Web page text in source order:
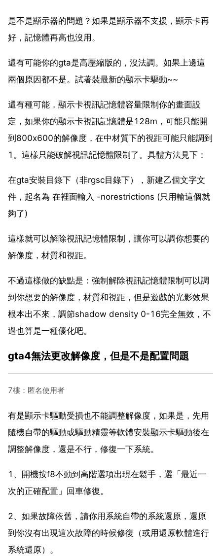
是不是顯示器的問題？如果是顯示器不支援，顯示卡再
好，記憶體再高也沒用。
還有可能你的gta是高壓縮版的，沒法調。如果上邊這
兩個原因都不是。試著裝最新的顯示卡驅動~~
還有種可能，顯示卡視訊記憶體容量限制你的畫面設
定，如果你的顯示卡視訊記憶體是128m，可能只能開
到800x600的解像度，在中材質下的視距可能只能調到
1。這樣只能破解視訊記憶體限制了。具體方法見下：
在gta安裝目錄下（非rgsc目錄下），新建乙個文字文
件，起名為 在裡面輸入 -norestrictions (只用輸這個就
夠了)
這樣就可以解除視訊記憶體限制，讓你可以調你想要的
解像度，材質和視距。
不過這樣做的缺點是：強制解除視訊記憶體限制可以調
到你想要的解像度，材質和視距，但是遊戲的光影效果
根本出不來，調節shadow density 0-16完全無效，不
過也算是一種優化吧。
gta4無法更改解像度，但是不是配置問題
7樓：匿名使用者
有是顯示卡驅動受損也不能調整解像度，如果是，先用
隨機自帶的驅動或驅動精靈等軟體安裝顯示卡驅動後在
調整解像度，還是不行，修復一下系統。
1、開機按f8不動到高階選項出現在鬆手，選「最近一
次的正確配置」回車修復。
2、如果故障依舊，請你用系統自帶的系統還原，還原
到你沒有出現這次故障的時候修復（或用還原軟體進行
系統還原）。